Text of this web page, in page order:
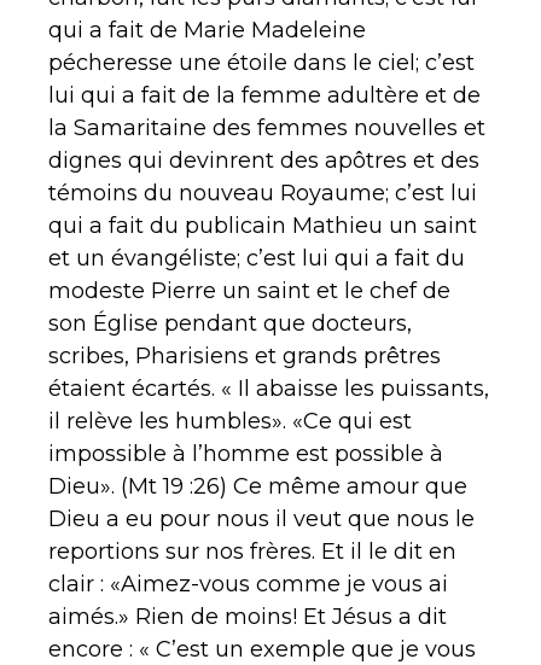
qui a fait de Marie Madeleine
pécheresse une étoile dans le ciel; c’est
lui qui a fait de la femme adultère et de
la Samaritaine des femmes nouvelles et
dignes qui devinrent des apôtres et des
témoins du nouveau Royaume; c’est lui
qui a fait du publicain Mathieu un saint
et un évangéliste; c’est lui qui a fait du
modeste Pierre un saint et le chef de
son Église pendant que docteurs,
scribes, Pharisiens et grands prêtres
étaient écartés. « Il abaisse les puissants,
il relève les humbles». «Ce qui est
impossible à l’homme est possible à
Dieu». (Mt 19 :26) Ce même amour que
Dieu a eu pour nous il veut que nous le
reportions sur nos frères. Et il le dit en
clair : «Aimez-vous comme je vous ai
aimés.» Rien de moins! Et Jésus a dit
encore : « C’est un exemple que je vous